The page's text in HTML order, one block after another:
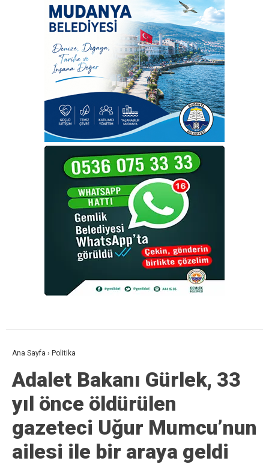
Ana Sayfa › Politika
Adalet Bakanı Gürlek, 33
yıl önce öldürülen
gazeteci Uğur Mumcu’nun
ailesi ile bir araya geldi